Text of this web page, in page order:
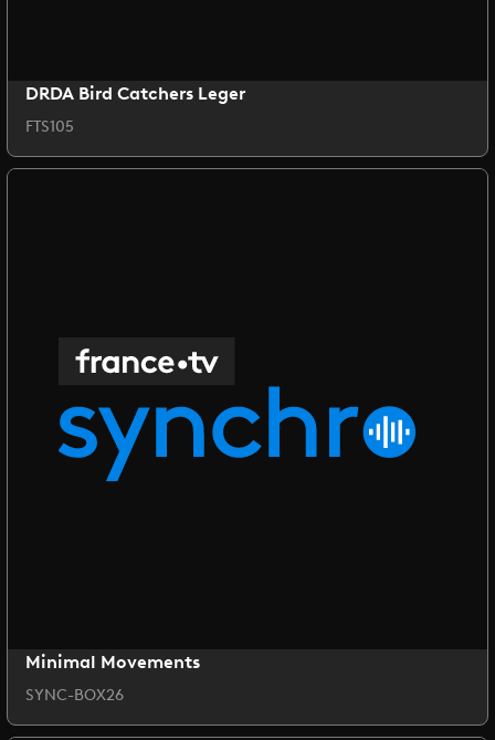
DRDA Bird Catchers Leger
FTS105
Minimal Movements
SYNC-BOX26